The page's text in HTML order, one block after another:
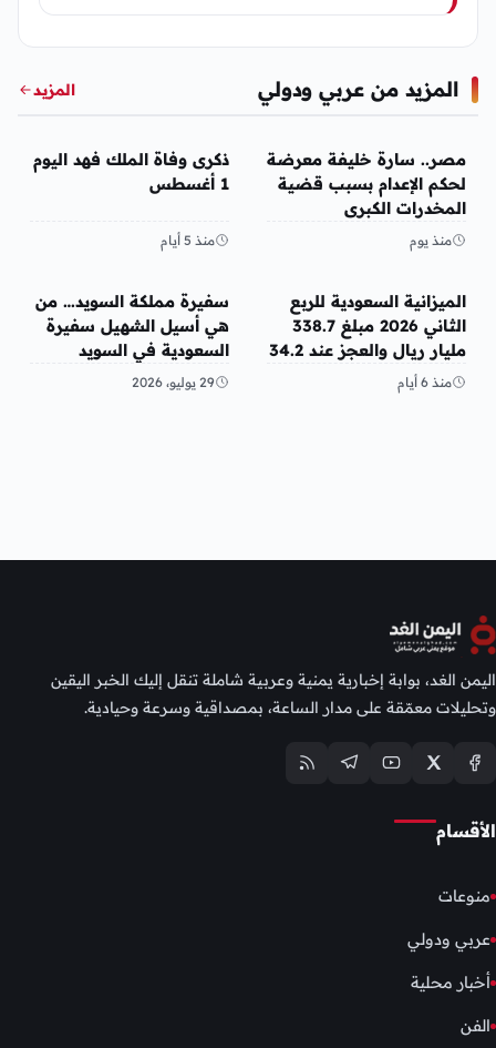
المزيد من عربي ودولي المزيد
مصر.. سارة خليفة معرضة
لحكم الإعدام بسبب قضية
المخدرات الكبرى
منذ يوم
عربي ودولي
ذكرى وفاة الملك فهد اليوم
1 أغسطس
منذ 5 أيام
عربي ودولي
الميزانية السعودية للربع
الثاني 2026 مبلغ 338.7
مليار ريال والعجز عند 34.2
مليار ريال
منذ 6 أيام
عربي ودولي
سفيرة مملكة السويد… من
هي أسيل الشهيل سفيرة
السعودية في السويد
29 يوليو، 2026
اليمن الغد، بوابة إخبارية يمنية وعربية شاملة تنقل إليك الخبر اليقين
وتحليلات معمّقة على مدار الساعة، بمصداقية وسرعة وحيادية.
الأقسام
منوعات
عربي ودولي
أخبار محلية
الفن